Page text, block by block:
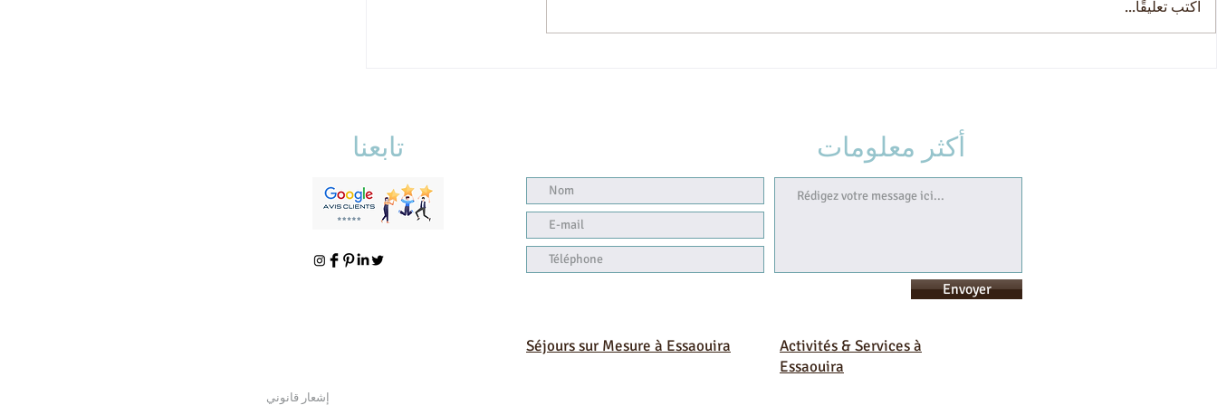
اكتب تعليقًا...
تابعنا أكثر معلومات
Envoyer
Séjours sur Mesure à Essaouira
Activités & Services à
Essaouira
إشعار قانوني